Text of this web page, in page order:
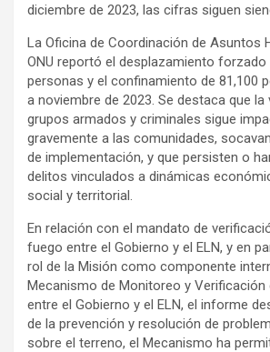
diciembre de 2023, las cifras siguen
La Oficina de Coordinación de Asuntos
ONU reportó el desplazamiento forzado
personas y el confinamiento de 81,100
a noviembre de 2023. Se destaca que la
grupos armados y criminales sigue
gravemente a las comunidades,
de implementación, y que persisten o
delitos vinculados a dinámicas
social y territorial.
En relación con el mandato de
fuego entre el Gobierno y el ELN, y en
rol de la Misión como componente
Mecanismo de Monitoreo y Verificación
entre el Gobierno y el ELN, el informe
de la prevención y resolución de
sobre el terreno, el Mecanismo ha